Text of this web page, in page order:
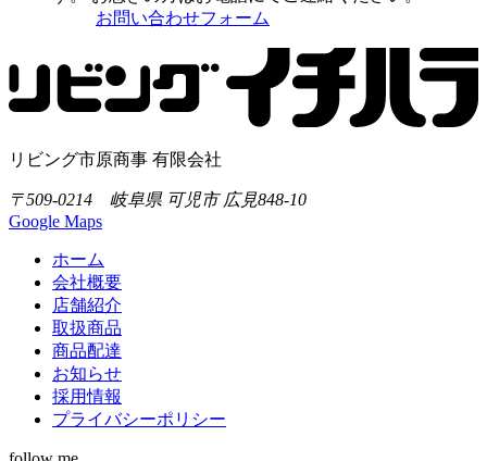
お問い合わせフォーム
リビング市原商事 有限会社
〒509-0214 岐阜県 可児市 広見848-10
Google Maps
ホーム
会社概要
店舗紹介
取扱商品
商品配達
お知らせ
採用情報
プライバシーポリシー